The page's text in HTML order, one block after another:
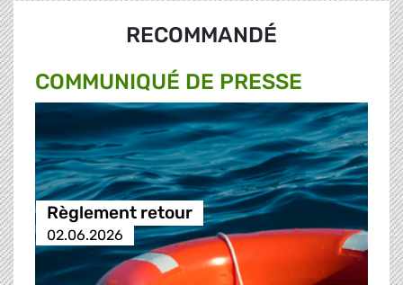
RECOMMANDÉ
COMMUNIQUÉ DE PRESSE
Règlement retour
02.06.2026